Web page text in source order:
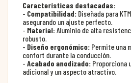
Características destacadas:
- Compatibilidad: Diseñada para
asegurando un ajuste perfecto.
- Material:Aluminio de alta
robusto.
- Diseño ergonómico: Permite una
confort durante la conducción.
- Acabado anodizado: Proporciona
adicional y un aspecto atractivo.